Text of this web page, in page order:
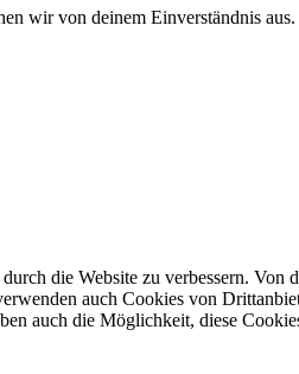
wir von deinem Einverständnis
die Website zu verbessern. Von
auch Cookies von
auch die Möglichkeit, diese